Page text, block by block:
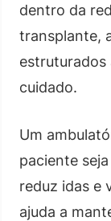
dentro da
transplante,
estruturados
cuidado.
Um
paciente
reduz idas e
ajuda a